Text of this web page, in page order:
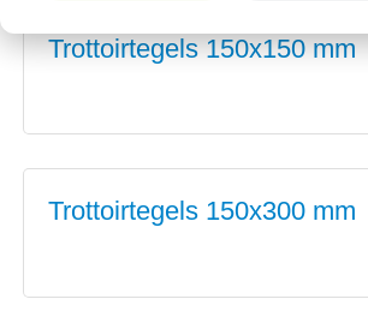
Downloads
Mission statement
Dieseltoeslag
Trottoirtegels 150x150 mm
Trottoirtegels 150x300 mm